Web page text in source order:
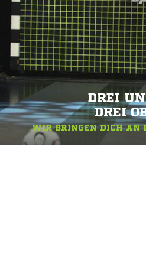
DREI
DREI
WIR BRINGEN DICH AN